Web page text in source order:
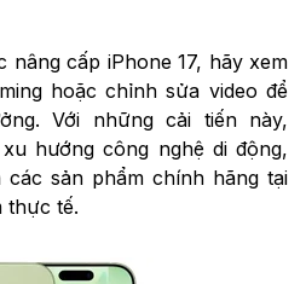
nâng cấp iPhone 17, hãy xem
hoặc chỉnh sửa video để
Với những cải tiến này,
hướng công nghệ di động,
sản phẩm chính hãng tại
thực tế.